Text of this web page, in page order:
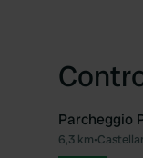
Parcheggio
6,3 km•